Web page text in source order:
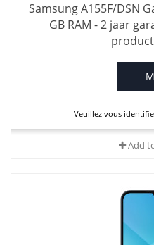
Samsung A155F/DSN
GB RAM - 2 jaar
Veuillez vous
Add